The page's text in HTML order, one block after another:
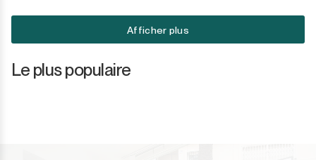
Afficher plus
Le plus populaire